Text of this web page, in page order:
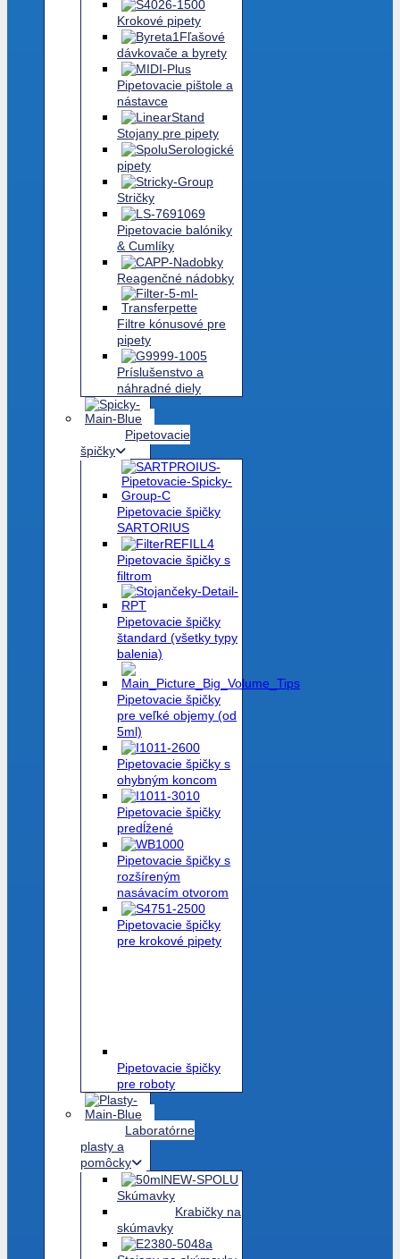
Krokové pipety
Fľašové
dávkovače a byrety
Pipetovacie pištole a
nástavce
Stojany pre pipety
Serologické
pipety
Stričky
Pipetovacie balóniky
& Cumlíky
Reagenčné nádobky
Filtre kónusové pre
pipety
Príslušenstvo a
náhradné diely
Pipetovacie
špičky
Pipetovacie špičky
SARTORIUS
Pipetovacie špičky s
filtrom
Pipetovacie špičky
štandard (všetky typy
balenia)
Pipetovacie špičky
pre veľké objemy (od
5ml)
Pipetovacie špičky s
ohybným koncom
Pipetovacie špičky
predĺžené
Pipetovacie špičky s
rozšíreným
nasávacím otvorom
Pipetovacie špičky
pre krokové pipety
Pipetovacie špičky
pre roboty
Laboratórne
plasty a
pomôcky
Skúmavky
Krabičky na
skúmavky